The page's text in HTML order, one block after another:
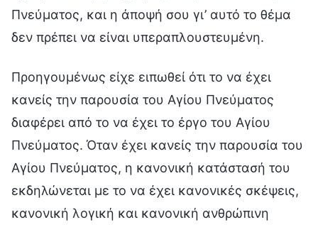
Πνεύματος, και η άποψή σου γι’ αυτό το θέμα
δεν πρέπει να είναι υπεραπλουστευμένη.
Προηγουμένως είχε ειπωθεί ότι το να έχει
κανείς την παρουσία του Αγίου Πνεύματος
διαφέρει από το να έχει το έργο του Αγίου
Πνεύματος. Όταν έχει κανείς την παρουσία του
Αγίου Πνεύματος, η κανονική κατάστασή του
εκδηλώνεται με το να έχει κανονικές σκέψεις,
κανονική λογική και κανονική ανθρώπινη